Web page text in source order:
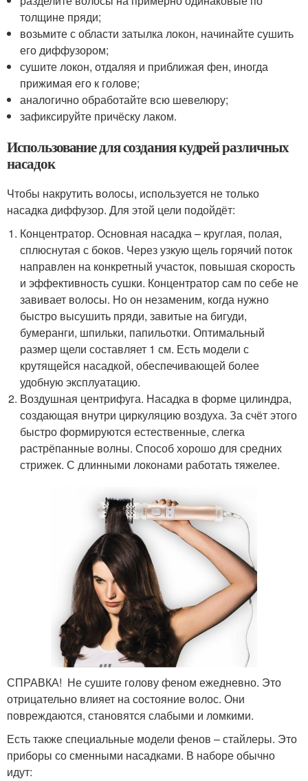
толщине пряди;
возьмите с области затылка локон, начинайте сушить
его диффузором;
сушите локон, отдаляя и приближая фен, иногда
прижимая его к голове;
аналогично обработайте всю шевелюру;
зафиксируйте причёску лаком.
Использование для создания кудрей различных
насадок
Чтобы накрутить волосы, используется не только
насадка диффузор. Для этой цели подойдёт:
Концентратор. Основная насадка – круглая, полая,
сплюснутая с боков. Через узкую щель горячий поток
направлен на конкретный участок, повышая скорость
и эффективность сушки. Концентратор сам по себе не
завивает волосы. Но он незаменим, когда нужно
быстро высушить пряди, завитые на бигуди,
бумеранги, шпильки, папильотки. Оптимальный
размер щели составляет 1 см. Есть модели с
крутящейся насадкой, обеспечивающей более
удобную эксплуатацию.
Воздушная центрифуга. Насадка в форме цилиндра,
создающая внутри циркуляцию воздуха. За счёт этого
быстро формируются естественные, слегка
растрёпанные волны. Способ хорошо для средних
стрижек. С длинными локонами работать тяжелее.
СПРАВКА! Не сушите голову феном ежедневно. Это
отрицательно влияет на состояние волос. Они
повреждаются, становятся слабыми и ломкими.
Есть также специальные модели фенов – стайлеры. Это
приборы со сменными насадками. В наборе обычно
идут: